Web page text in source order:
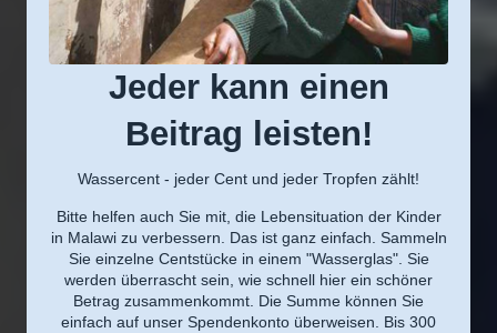
Jeder kann einen
Beitrag leisten!
Wassercent - jeder Cent und jeder Tropfen zählt!
Bitte helfen auch Sie mit, die Lebensituation der Kinder
in Malawi zu verbessern. Das ist ganz einfach. Sammeln
Sie einzelne Centstücke in einem "Wasserglas". Sie
werden überrascht sein, wie schnell hier ein schöner
Betrag zusammenkommt. Die Summe können Sie
einfach auf unser Spendenkonto überweisen. Bis 300